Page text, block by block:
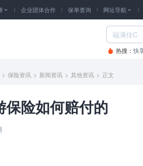
 企业团体合作 保单查询 网址导航 
热搜：快
> 保险资讯 > 新闻资讯 > 其他资讯 > 正文
保险如何赔付的